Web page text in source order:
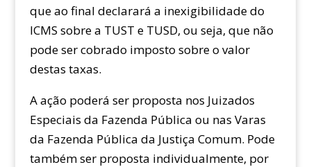
que ao final declarará a inexigibilidade do
ICMS sobre a TUST e TUSD, ou seja, que não
pode ser cobrado imposto sobre o valor
destas taxas.
A ação poderá ser proposta nos Juizados
Especiais da Fazenda Pública ou nas Varas
da Fazenda Pública da Justiça Comum. Pode
também ser proposta individualmente, por